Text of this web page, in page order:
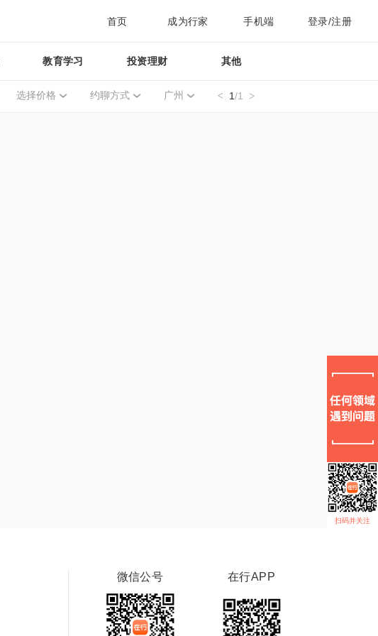
首页 成为行家 手机端 登录/注册
教育学习 投资理财 其他
选择价格 约聊方式 广州 1/1
扫码并关注
微信公号 在行APP